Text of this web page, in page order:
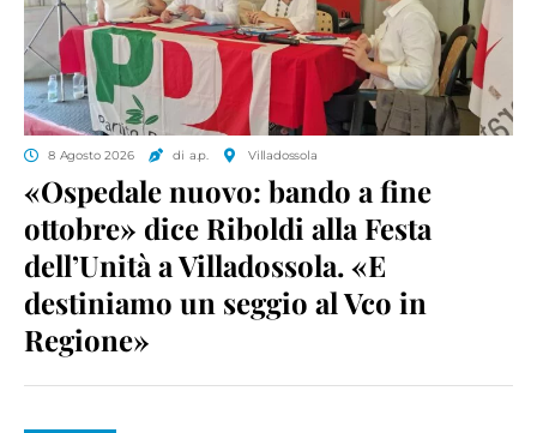
8 Agosto 2026 di a.p. Villadossola
«Ospedale nuovo: bando a fine
ottobre» dice Riboldi alla Festa
dell’Unità a Villadossola. «E
destiniamo un seggio al Vco in
Regione»